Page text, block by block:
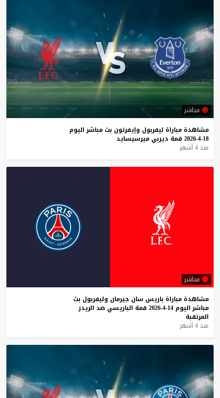
مباشر
مشاهدة مباراة ليفربول وإيفرتون بث مباشر اليوم
18-4-2026
قمة ديربي ميرسيسايد
منذ 4 أشهر
مباشر
مشاهدة مباراة باريس سان جيرمان وليفربول بث
مباشر اليوم 14-4-2026 قمة الباريسي ضد الريدز
المرتقبة
منذ 4 أشهر